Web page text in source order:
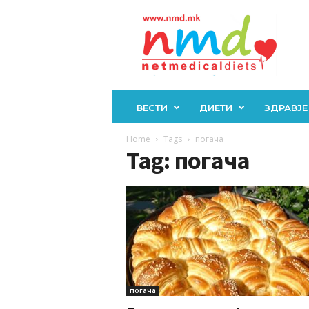
ВЕСТИ ДИЕТИ ЗДРАВЈЕ
Home Tags погача
Tag: погача
погача